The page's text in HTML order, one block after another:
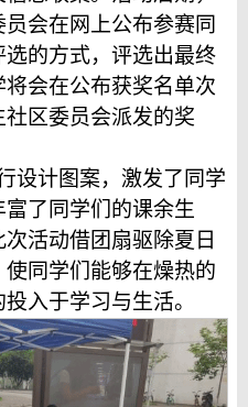
会在网上公布参赛同
的方式，评选出最终
会在公布获奖名单次
区委员会派发的奖
设计图案，激发了同学
了同学们的课余生
活动借团扇驱除夏日
同学们能够在燥热的
入于学习与生活。